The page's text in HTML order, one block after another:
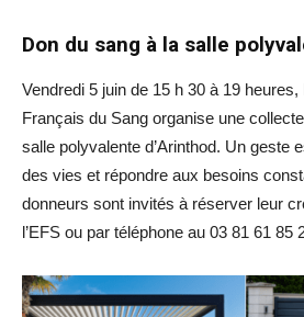
Don du sang à la salle
Vendredi 5 juin de 15 h 30 à 19 heures,
Français du Sang organise une
salle polyvalente d’Arinthod. Un geste
des vies et répondre aux besoins
donneurs sont invités à réserver leur
l’EFS ou par téléphone au 03 81 61 85